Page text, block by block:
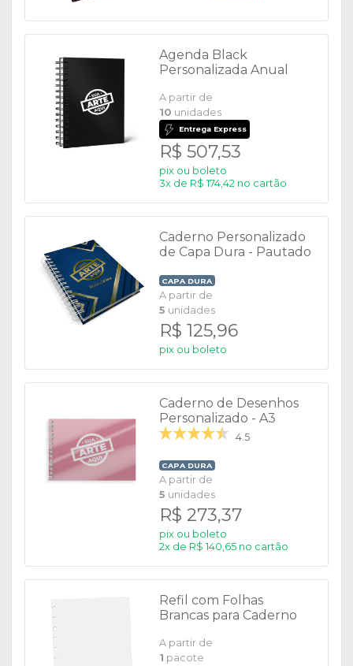
Agenda Black
Personalizada Anual
A partir de
10 unidades
Entrega Express
R$ 507,53
pix ou boleto
3x de R$ 174,42 no cartão
Caderno Personalizado
de Capa Dura - Pautado
CAPA DURA
A partir de
5 unidades
R$ 125,96
pix ou boleto
Caderno de Desenhos
Personalizado - A3
4.5
CAPA DURA
A partir de
5 unidades
R$ 273,37
pix ou boleto
2x de R$ 140,65 no cartão
Refil com Folhas
Brancas para Caderno
A partir de
1 pacote